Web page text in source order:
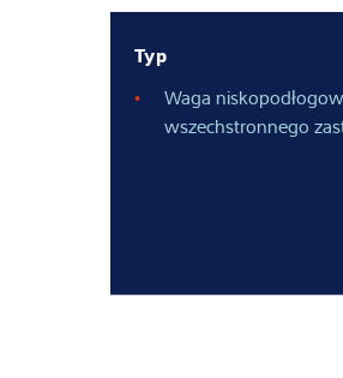
Typ
Waga
wszechstronnego